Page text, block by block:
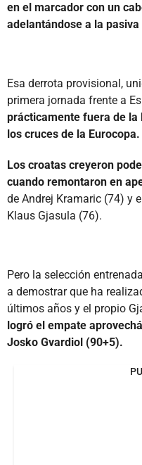
en el marcador con un
adelantándose a la
Esa derrota provisional,
primera jornada frente a
prácticamente fuera de
los cruces de la Eurocopa.
Los croatas creyeron
cuando remontaron en
de Andrej Kramaric (74) y
Klaus Gjasula (76).
Pero la selección
a demostrar que ha
últimos años y el propio
logró el empate
Josko Gvardiol (90+5).